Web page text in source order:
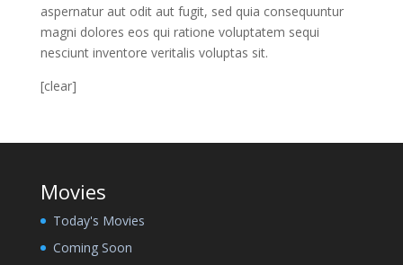
aspernatur aut odit aut fugit, sed quia consequuntur
magni dolores eos qui ratione voluptatem sequi
nesciunt inventore veritalis voluptas sit.
[clear]
Movies
Today's Movies
Coming Soon